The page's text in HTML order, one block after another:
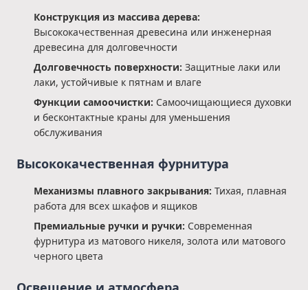
Конструкция из массива дерева:
Высококачественная древесина или инженерная
древесина для долговечности
Долговечность поверхности: Защитные лаки или
лаки, устойчивые к пятнам и влаге
Функции самоочистки: Самоочищающиеся духовки
и бесконтактные краны для уменьшения
обслуживания
Высококачественная фурнитура
Механизмы плавного закрывания: Тихая, плавная
работа для всех шкафов и ящиков
Премиальные ручки и ручки: Современная
фурнитура из матового никеля, золота или матового
черного цвета